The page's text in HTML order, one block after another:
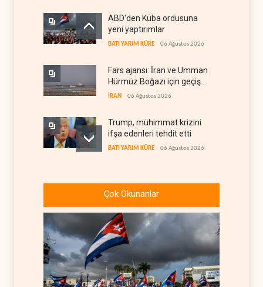
ABD'den Küba ordusuna
yeni yaptırımlar
BATI YARIM KÜRE 06 Ağustos 2026
Fars ajansı: İran ve Umman
Hürmüz Boğazı için geçiş
koridorlarında anlaştı
İRAN 06 Ağustos 2026
Trump, mühimmat krizini
ifşa edenleri tehdit etti
BATI YARIM KÜRE 06 Ağustos 2026
Şeria'da işgalci
yerleşimcilere cezasızlık
sağladı
İsrail, beyin göçünde rekora
koşuyor
İSRAİL
Kolombiya kartelleri
Çok Okunanlar